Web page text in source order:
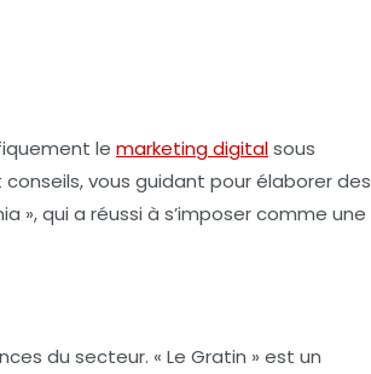
le marketing digitalsous
vous guidant pour élaborer des
», qui a réussi à s’imposer comme une
du secteur. « Le Gratin » est un